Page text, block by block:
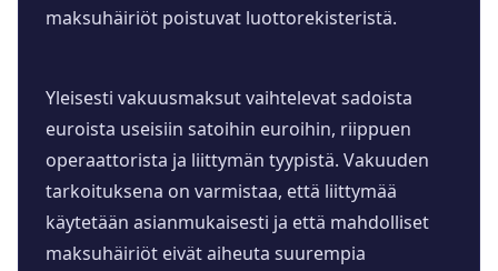
maksuhäiriöt poistuvat luottorekisteristä.
Yleisesti vakuusmaksut vaihtelevat sadoista
euroista useisiin satoihin euroihin, riippuen
operaattorista ja liittymän tyypistä. Vakuuden
tarkoituksena on varmistaa, että liittymää
käytetään asianmukaisesti ja että mahdolliset
maksuhäiriöt eivät aiheuta suurempia